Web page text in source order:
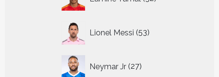
producten
Lionel Messi 53
producten
Neymar Jr 27
producten